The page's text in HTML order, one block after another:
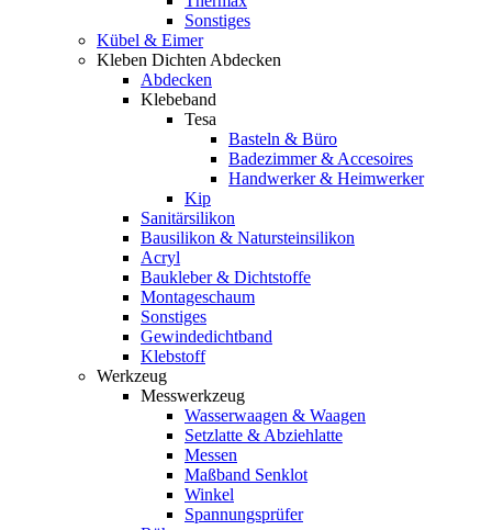
Sonstiges
Kübel & Eimer
Kleben Dichten Abdecken
Abdecken
Klebeband
Tesa
Basteln & Büro
Badezimmer & Accesoires
Handwerker & Heimwerker
Kip
Sanitärsilikon
Bausilikon & Natursteinsilikon
Acryl
Baukleber & Dichtstoffe
Montageschaum
Sonstiges
Gewindedichtband
Klebstoff
Werkzeug
Messwerkzeug
Wasserwaagen & Waagen
Setzlatte & Abziehlatte
Messen
Maßband Senklot
Winkel
Spannungsprüfer